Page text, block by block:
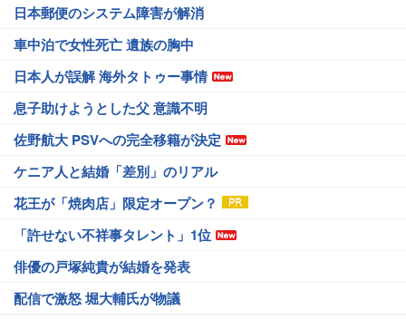
日本郵便のシステム障害が解消
車中泊で女性死亡 遺族の胸中
日本人が誤解 海外タトゥー事情
息子助けようとした父 意識不明
佐野航大 PSVへの完全移籍が決定
ケニア人と結婚「差別」のリアル
花王が「焼肉店」限定オープン？
「許せない不祥事タレント」1位
俳優の戸塚純貴が結婚を発表
配信で激怒 堀大輔氏が物議